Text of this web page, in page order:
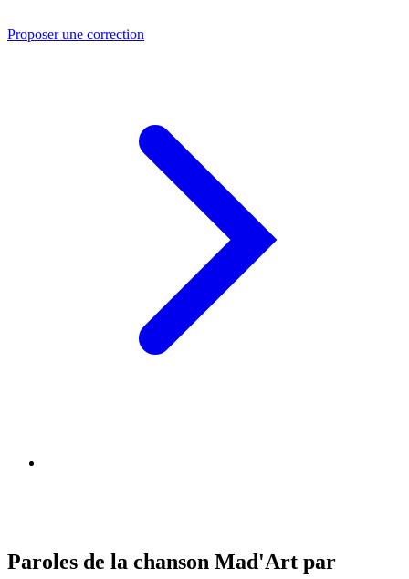
Proposer une correction
Paroles de la chanson Mad'Art par